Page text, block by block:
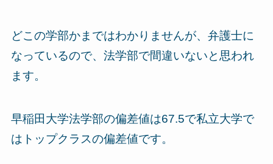
どこの学部かまではわかりませんが、弁護士に
なっているので、法学部で間違いないと思われ
ます。
早稲田大学法学部の偏差値は67.5で私立大学で
はトップクラスの偏差値です。